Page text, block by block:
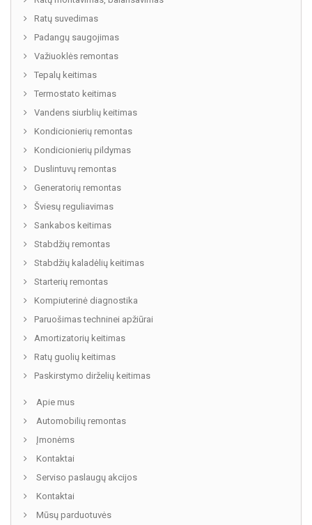
Ratų suvedimas
Padangų saugojimas
Važiuoklės remontas
Tepalų keitimas
Termostato keitimas
Vandens siurblių keitimas
Kondicionierių remontas
Kondicionierių pildymas
Duslintuvų remontas
Generatorių remontas
Šviesų reguliavimas
Sankabos keitimas
Stabdžių remontas
Stabdžių kaladėlių keitimas
Starterių remontas
Kompiuterinė diagnostika
Paruošimas techninei apžiūrai
Amortizatorių keitimas
Ratų guolių keitimas
Paskirstymo dirželių keitimas
Apie mus
Automobilių remontas
Įmonėms
Kontaktai
Serviso paslaugų akcijos
Kontaktai
Mūsų parduotuvės